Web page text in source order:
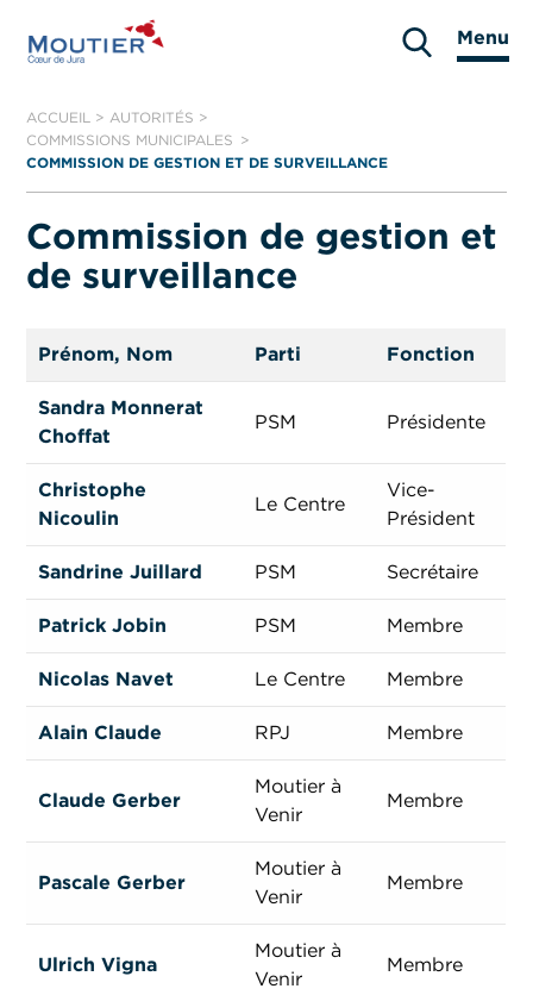
Moutier
Menu
ACCUEIL >AUTORITÉS >
COMMISSIONS MUNICIPALES
COMMISSION DE GESTION ET DE SURVEILLANCE
Commission de gestion et
de surveillance
Prénom, Nom Parti Fonction
Sandra Monnerat
Choffat
PSM Présidente
Christophe
Nicoulin
Le Centre
Vice-
Président
Sandrine Juillard PSM Secrétaire
Patrick Jobin PSM Membre
Nicolas Navet Le Centre Membre
Alain Claude RPJ Membre
Claude Gerber
Moutier à
Venir
Membre
Pascale Gerber
Moutier à
Venir
Membre
Ulrich Vigna
Moutier à
Venir
Membre